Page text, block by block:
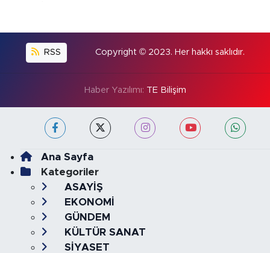
RSS Copyright © 2023. Her hakkı saklıdır.
Haber Yazılımı: TE Bilişim
Ana Sayfa
Kategoriler
ASAYİŞ
EKONOMİ
GÜNDEM
KÜLTÜR SANAT
SİYASET